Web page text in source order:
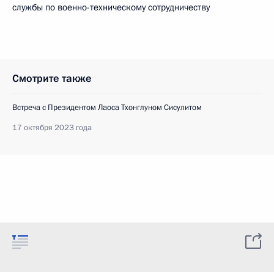
службы по военно-техническому сотрудничеству
Смотрите также
Встреча с Президентом Лаоса Тхонглуном Сисулитом
17 октября 2023 года